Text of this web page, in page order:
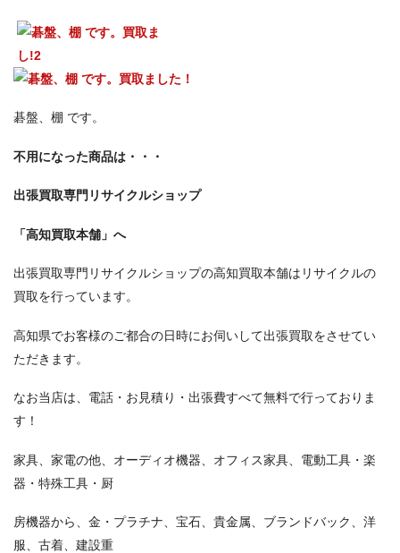
碁盤、棚 です。
不用になった商品は・・・
出張買取専門リサイクルショップ
「高知買取本舗」へ
出張買取専門リサイクルショップの高知買取本舗はリサイクルの
買取を行っています。
高知県でお客様のご都合の日時にお伺いして出張買取をさせてい
ただきます。
なお当店は、電話・お見積り・出張費すべて無料で行っておりま
す！
家具、家電の他、オーディオ機器、オフィス家具、電動工具・楽
器・特殊工具・厨
房機器から、金・プラチナ、宝石、貴金属、ブランドバック、洋
服、古着、建設重